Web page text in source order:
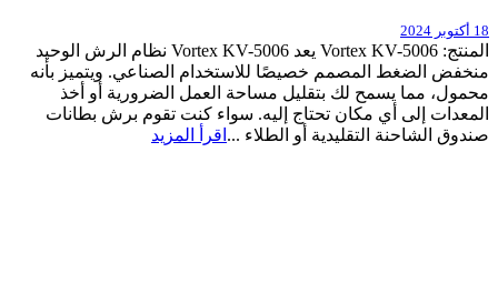
18 أكتوبر 2024
المنتج: Vortex KV-5006 يعد Vortex KV-5006 نظام الرش الوحيد
منخفض الضغط المصمم خصيصًا للاستخدام الصناعي. ويتميز بأنه
محمول، مما يسمح لك بتقليل مساحة العمل الضرورية أو أخذ
المعدات إلى أي مكان تحتاج إليه. سواء كنت تقوم برش بطانات
صندوق الشاحنة التقليدية أو الطلاء ... اقرأ المزيد